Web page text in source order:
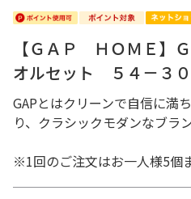
【ＧＡＰ ＨＯＭＥ
オルセット ５４－３
GAPとはクリーンで自信に満
り、クラシックモダンなブラン
※1回のご注文はお一人様5個